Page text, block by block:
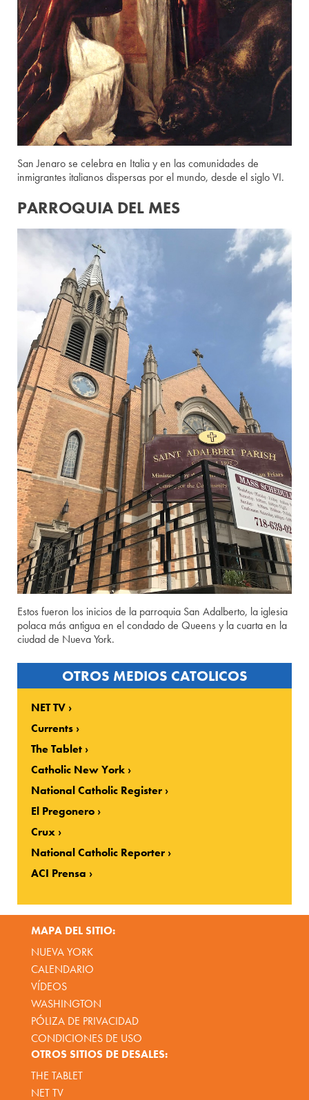
San Jenaro se celebra en Italia y en las comunidades de
inmigrantes italianos dispersas por el mundo, desde el siglo VI.
PARROQUIA DEL MES
Estos fueron los inicios de la parroquia San Adalberto, la iglesia
polaca más antigua en el condado de Queens y la cuarta en la
ciudad de Nueva York.
OTROS MEDIOS CATOLICOS
NET TV
Currents
The Tablet
Catholic New York
National Catholic Register
El Pregonero
Crux
National Catholic Reporter
ACI Prensa
MAPA DEL SITIO:
NUEVA YORK
CALENDARIO
VÍDEOS
WASHINGTON
PÓLIZA DE PRIVACIDAD
CONDICIONES DE USO
OTROS SITIOS DE DESALES:
THE TABLET
NET TV